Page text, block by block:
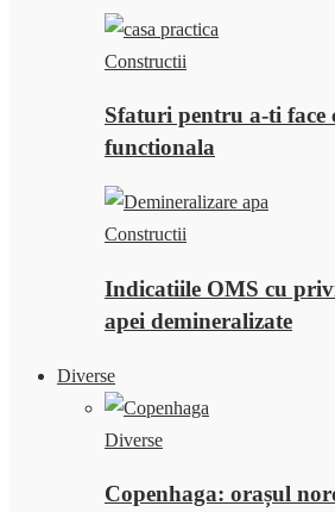
Constructii
Sfaturi pentru a-ti face
functionala
Constructii
Indicatiile OMS cu
apei demineralizate
Diverse
Diverse
Copenhaga: orașul